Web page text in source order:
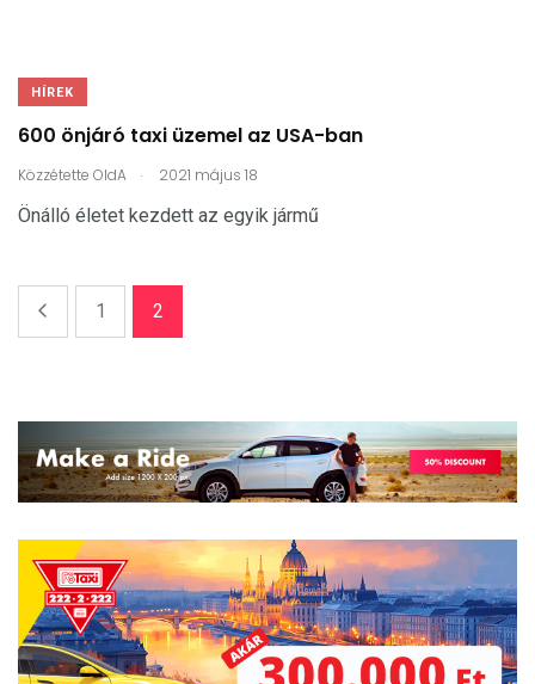
HÍREK
600 önjáró taxi üzemel az USA-ban
Közzétette OldA . 2021 május 18
Önálló életet kezdett az egyik jármű
1 2